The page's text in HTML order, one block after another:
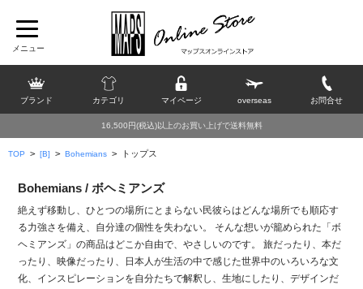
ブランド カテゴリ マイページ overseas お問合せ
16,500円(税込)以上のお買い上げで送料無料
TOP > [B] > Bohemians > トップス
Bohemians / ボヘミアンズ
絶えず移動し、ひとつの場所にとまらない民彼らはどんな場所でも順応す
る力強さを備え、自分達の個性を失わない。 そんな想いが籠められた「ボ
ヘミアンズ」の商品はどこか自由で、やさしいのです。 旅だったり、本だ
ったり、映像だったり、日本人が生活の中で感じた世界中のいろいろな文
化、インスピレーションを自分たちで解釈し、生地にしたり、デザインだ